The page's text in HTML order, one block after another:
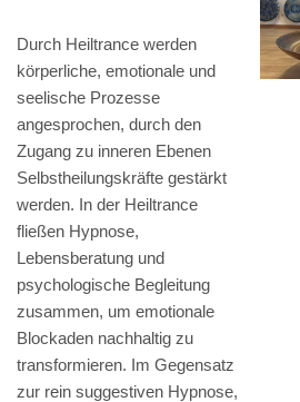
Durch Heiltrance werden
körperliche, emotionale und
seelische Prozesse
angesprochen, durch den
Zugang zu inneren Ebenen
Selbstheilungskräfte gestärkt
werden. In der Heiltrance
fließen Hypnose,
Lebensberatung und
psychologische Begleitung
zusammen, um emotionale
Blockaden nachhaltig zu
transformieren. Im Gegensatz
zur rein suggestiven Hypnose,